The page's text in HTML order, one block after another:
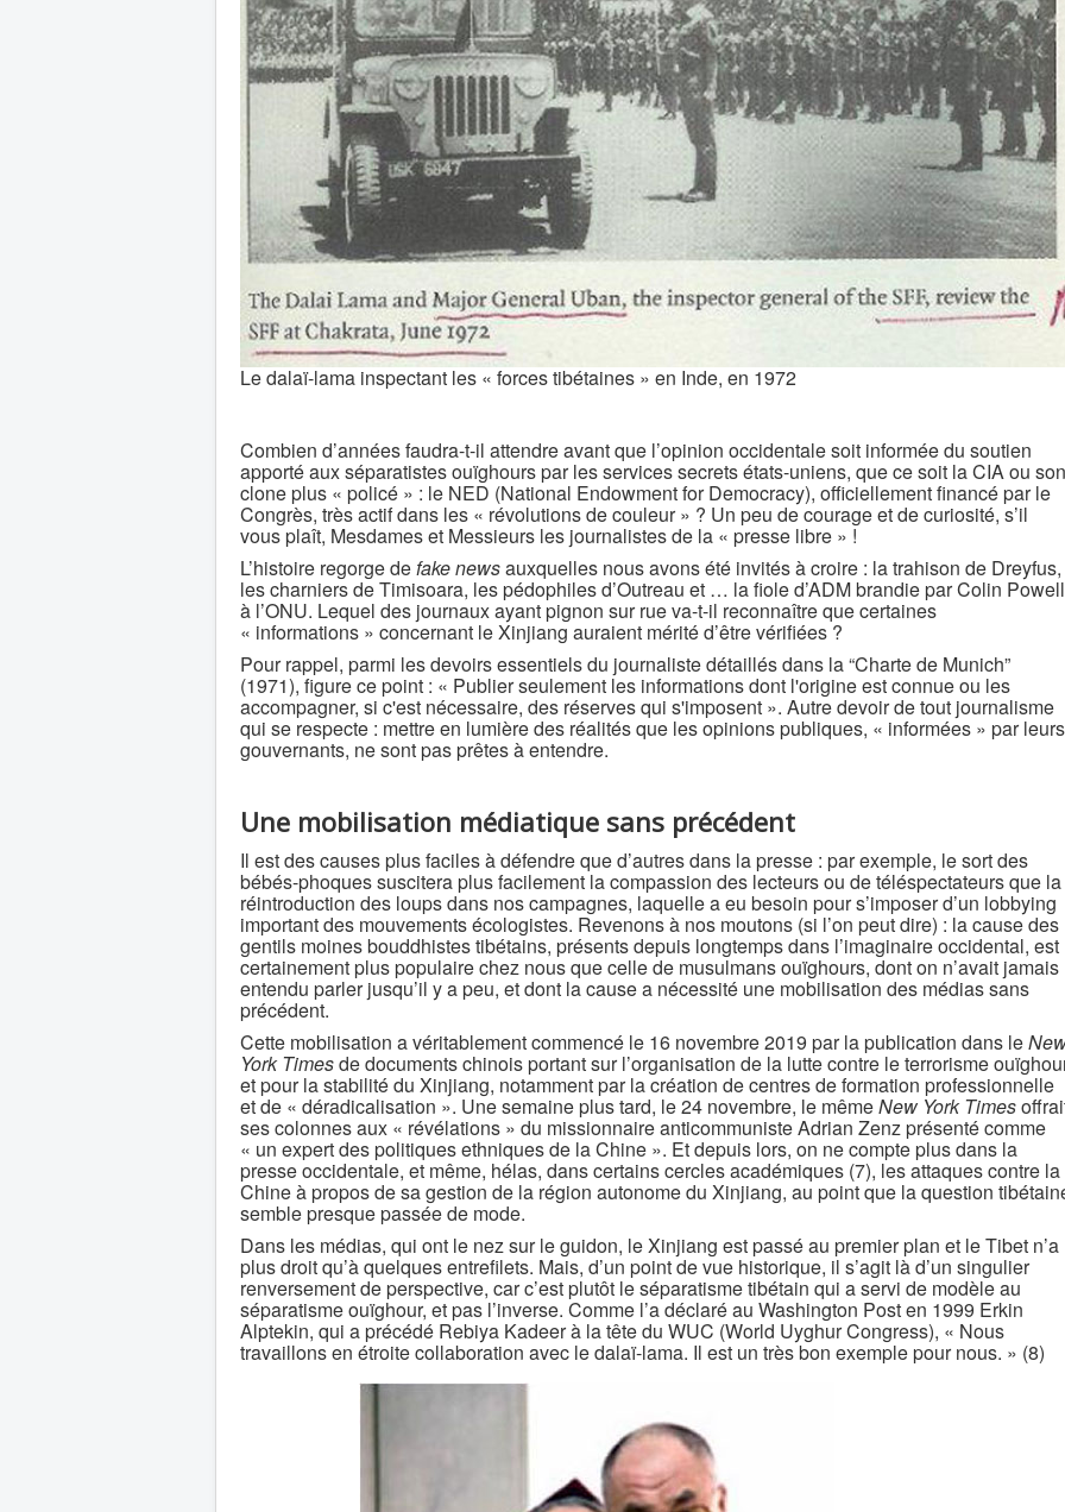
Le dalaï-lama inspectant les « forces tibétaines » en Inde, en 1972
Combien d’années faudra-t-il attendre avant que l’opinion occidentale soit informée du soutien
apporté aux séparatistes ouïghours par les services secrets états-uniens, que ce soit la CIA ou son
clone plus « policé » : le NED (National Endowment for Democracy), officiellement financé par le
Congrès, très actif dans les « révolutions de couleur » ? Un peu de courage et de curiosité, s’il
vous plaît, Mesdames et Messieurs les journalistes de la « presse libre » !
L’histoire regorge defake newsauxquelles nous avons été invités à croire : la trahison de Dreyfus,
les charniers de Timisoara, les pédophiles d’Outreau et … la fiole d’ADM brandie par Colin Powell
à l’ONU. Lequel des journaux ayant pignon sur rue va-t-il reconnaître que certaines
« informations » concernant le Xinjiang auraient mérité d’être vérifiées ?
Pour rappel, parmi les devoirs essentiels du journaliste détaillés dans la “Charte de Munich”
(1971), figure ce point : « Publier seulement les informations dont l'origine est connue ou les
accompagner, si c'est nécessaire, des réserves qui s'imposent ». Autre devoir de tout journalisme
qui se respecte : mettre en lumière des réalités que les opinions publiques, « informées » par leurs
gouvernants, ne sont pas prêtes à entendre.
Une mobilisation médiatique sans précédent
Il est des causes plus faciles à défendre que d’autres dans la presse : par exemple, le sort des
bébés-phoques suscitera plus facilement la compassion des lecteurs ou de téléspectateurs que la
réintroduction des loups dans nos campagnes, laquelle a eu besoin pour s’imposer d’un lobbying
important des mouvements écologistes. Revenons à nos moutons (si l’on peut dire) : la cause des
gentils moines bouddhistes tibétains, présents depuis longtemps dans l’imaginaire occidental, est
certainement plus populaire chez nous que celle de musulmans ouïghours, dont on n’avait jamais
entendu parler jusqu’il y a peu, et dont la cause a nécessité une mobilisation des médias sans
précédent.
Cette mobilisation a véritablement commencé le 16 novembre 2019 par la publication dans le
York Timesde documents chinois portant sur l’organisation de la lutte contre le terrorisme
et pour la stabilité du Xinjiang, notamment par la création de centres de formation professionnelle
et de « déradicalisation ». Une semaine plus tard, le 24 novembre, le mêmeNew York Times
ses colonnes aux « révélations » du missionnaire anticommuniste Adrian Zenz présenté comme
« un expert des politiques ethniques de la Chine ». Et depuis lors, on ne compte plus dans la
presse occidentale, et même, hélas, dans certains cercles académiques (7), les attaques contre la
Chine à propos de sa gestion de la région autonome du Xinjiang, au point que la question
semble presque passée de mode.
Dans les médias, qui ont le nez sur le guidon, le Xinjiang est passé au premier plan et le Tibet n’a
plus droit qu’à quelques entrefilets. Mais, d’un point de vue historique, il s’agit là d’un singulier
renversement de perspective, car c’est plutôt le séparatisme tibétain qui a servi de modèle au
séparatisme ouïghour, et pas l’inverse. Comme l’a déclaré au Washington Post en 1999 Erkin
Alptekin, qui a précédé Rebiya Kadeer à la tête du WUC (World Uyghur Congress), « Nous
travaillons en étroite collaboration avec le dalaï-lama. Il est un très bon exemple pour nous. » (8)